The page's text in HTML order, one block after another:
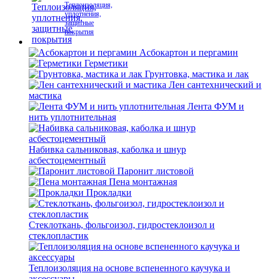
Теплоизоляция,
уплотнения,
защитные
покрытия
Асбокартон и пергамин
Герметики
Грунтовка, мастика и лак
Лен сантехнический и
мастика
Лента ФУМ и
нить уплотнительная
Набивка сальниковая, каболка и шнур
асбестоцементный
Паронит листовой
Пена монтажная
Прокладки
Стеклоткань, фольгоизол, гидростеклоизол и
стеклопластик
Теплоизоляция на основе вспененного каучука и